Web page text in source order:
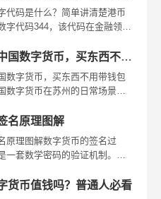
5000亿...
代码是什么？简单讲清楚港币
字代码344，该代码在金融领域
支付系统等方面。如果你正处
置操作，那...
苏州用上中国数字货币，买东西不用带钱包了
数字货币，买东西不用带钱包
数字货币在苏州的日常场景。
的公交车上，数字人民币支付
民币钱包里，员...
名原理图解
原理图解数字货币的签名过
一套数学密码的验证机制。这
时，用公钥解密签名，取出哈
货币值钱吗？普通人必看